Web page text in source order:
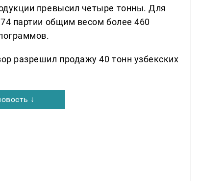
превысил четыре тонны. Для
партии общим весом более 460
разрешил продажу 40 тонн узбекских
↓